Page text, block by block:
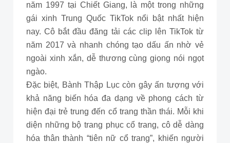
năm 1997 tại Chiết Giang, là một trong những
gái xinh Trung Quốc TikTok nổi bật nhất hiện
nay. Cô bắt đầu đăng tải các clip lên TikTok từ
năm 2017 và nhanh chóng tạo dấu ấn nhờ vẻ
ngoài xinh xắn, dễ thương cùng giọng nói ngọt
ngào.
Đặc biệt, Bành Thập Lục còn gây ấn tượng với
khả năng biến hóa đa dạng về phong cách từ
hiện đại trẻ trung đến cổ trang thần thái. Mỗi khi
diện những bộ trang phục cổ trang, cô dễ dàng
hóa thân thành “tiên nữ cổ trang”, khiến người